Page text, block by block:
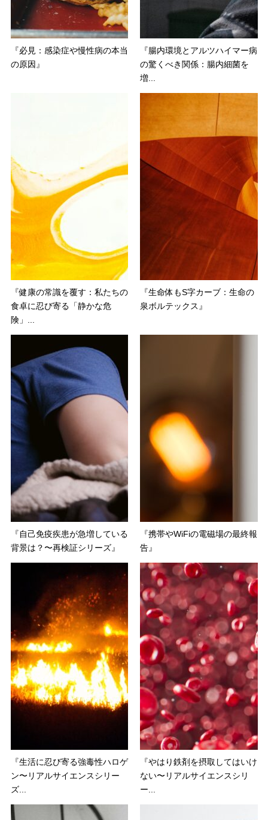
『必見：感染症や慢性病の本当
の原因』
『腸内環境とアルツハイマー病
の驚くべき関係：腸内細菌を
増...
『健康の常識を覆す：私たちの
食卓に忍び寄る「静かな危
険」...
『生命体もS字カーブ：生命の
泉ボルテックス』
『自己免疫疾患が急増している
背景は？〜再検証シリーズ』
『携帯やWiFiの電磁場の最終報
告』
『生活に忍び寄る強毒性ハロゲ
ン〜リアルサイエンスシリー
ズ...
『やはり鉄剤を摂取してはいけ
ない〜リアルサイエンスシリ
ー...